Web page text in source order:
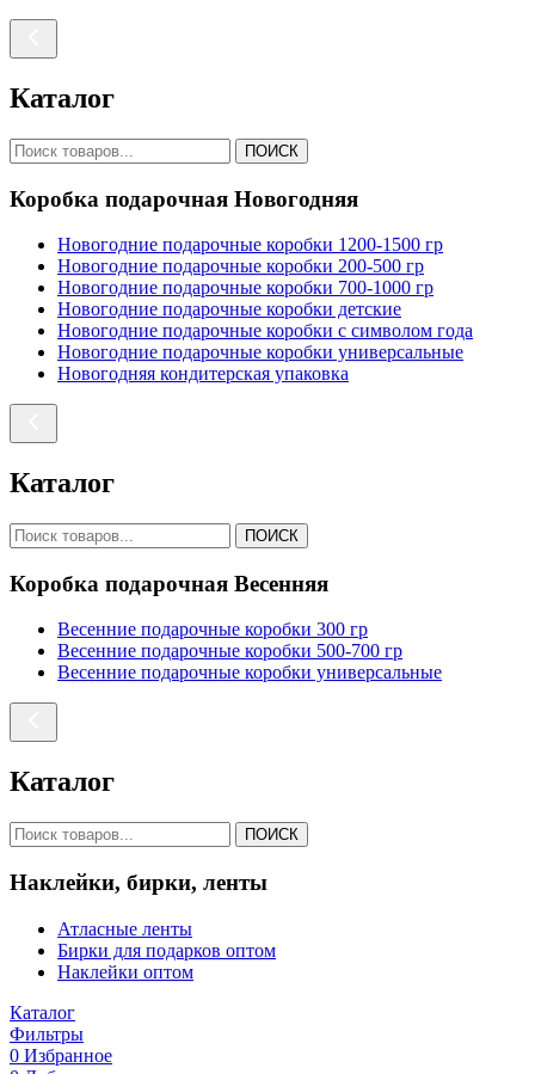
Каталог
ПОИСК
Коробка подарочная Новогодняя
Новогодние подарочные коробки 1200-1500 гр
Новогодние подарочные коробки 200-500 гр
Новогодние подарочные коробки 700-1000 гр
Новогодние подарочные коробки детские
Новогодние подарочные коробки с символом года
Новогодние подарочные коробки универсальные
Новогодняя кондитерская упаковка
Каталог
ПОИСК
Коробка подарочная Весенняя
Весенние подарочные коробки 300 гр
Весенние подарочные коробки 500-700 гр
Весенние подарочные коробки универсальные
Каталог
ПОИСК
Наклейки, бирки, ленты
Атласные ленты
Бирки для подарков оптом
Наклейки оптом
Каталог
Фильтры
0 Избранное